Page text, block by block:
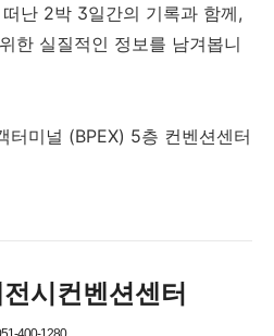
난 2박 3일간의 기록과 함께,
한 실질적인 정보를 남겨봅니
터미널 (BPEX) 5층 컨벤션센터